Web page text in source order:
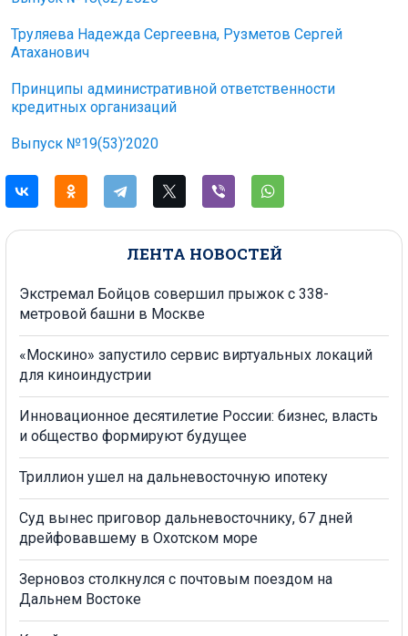
ЛЕНТА НОВОСТЕЙ
Экстремал Бойцов совершил прыжок с 338-
метровой башни в Москве
«Москино» запустило сервис виртуальных локаций
для киноиндустрии
Инновационное десятилетие России: бизнес, власть
и общество формируют будущее
Триллион ушел на дальневосточную ипотеку
Суд вынес приговор дальневосточнику, 67 дней
дрейфовавшему в Охотском море
Зерновоз столкнулся с почтовым поездом на
Дальнем Востоке
Труляева Надежда Сергеевна, Рузметов Сергей
Атаханович
Принципы административной ответственности
кредитных организаций
Выпуск №19(53)’2020